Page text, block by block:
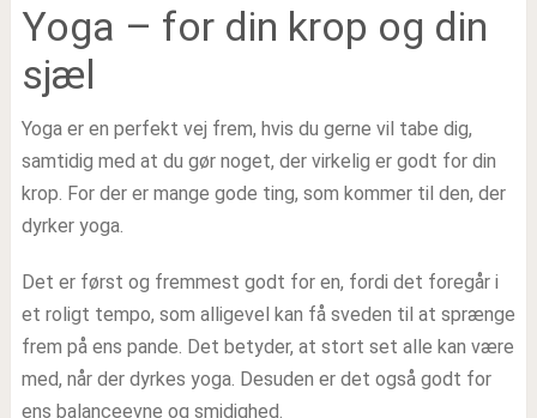
Yoga – for din krop og din
sjæl
Yoga er en perfekt vej frem, hvis du gerne vil tabe dig,
samtidig med at du gør noget, der virkelig er godt for din
krop. For der er mange gode ting, som kommer til den, der
dyrker yoga.
Det er først og fremmest godt for en, fordi det foregår i
et roligt tempo, som alligevel kan få sveden til at sprænge
frem på ens pande. Det betyder, at stort set alle kan være
med, når der dyrkes yoga. Desuden er det også godt for
ens balanceevne og smidighed.